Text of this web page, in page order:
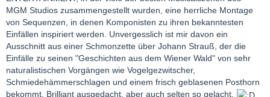
MGM Studios zusammengestellt wurden, eine herrliche Montage
von Sequenzen, in denen Komponisten zu ihren bekanntesten
Einfällen inspiriert werden. Unvergesslich ist mir davon ein
Ausschnitt aus einer Schmonzette über Johann Strauß, der die
Einfälle zu seinen "Geschichten aus dem Wiener Wald" von sehr
naturalistischen Vorgängen wie Vogelgezwitscher,
Schmiedehämmerschlagen und einem frisch geblasenen Posthorn
bekommt. Brilliant ausgedacht, aber auch selten so gelacht.